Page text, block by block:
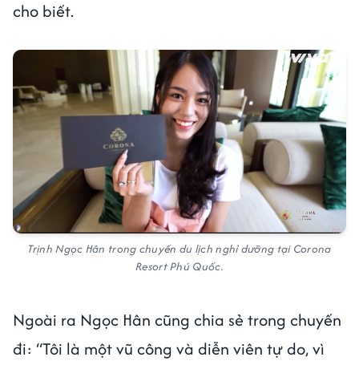
cho biết.
Trịnh Ngọc Hân trong chuyến du lịch nghỉ dưỡng tại Corona
Resort Phú Quốc.
Ngoài ra Ngọc Hân cũng chia sẻ trong chuyến
đi: “Tôi là một vũ công và diễn viên tự do, vì